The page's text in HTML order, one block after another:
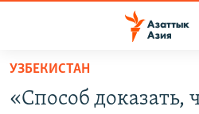
Вернуться
основному
ЦЕНТРАЛЬНАЯ АЗИЯ
УЗБЕКИСТАН
«Способ